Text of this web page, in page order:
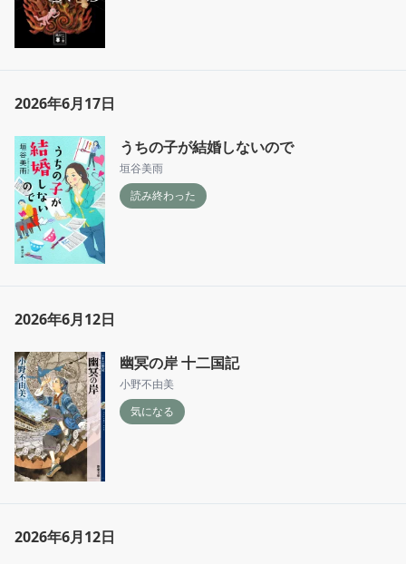
2026年6月17日
うちの子が結婚しないので
垣谷美雨
読み終わった
2026年6月12日
幽冥の岸 十二国記
小野不由美
気になる
2026年6月12日